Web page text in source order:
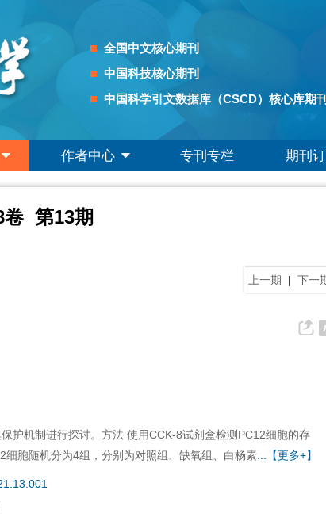
全国中文核心期刊
中国科技核心期刊
中国科学引文数据库（CSCD）核心库期
作者中心 专刊专栏 期刊
第13期
上一期 | 下一
护机制进行探讨。方法 使用CCK-8试剂盒检测PC12细胞的存
胞随机分为4组，分别为对照组、缺氧组、白杨素 ...【更多+】